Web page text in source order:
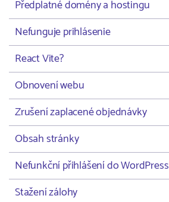
Předplatné domény a hostingu
Nefunguje prihlásenie
React Vite?
Obnovení webu
Zrušení zaplacené objednávky
Obsah stránky
Nefunkční přihlášení do WordPress
Stažení zálohy